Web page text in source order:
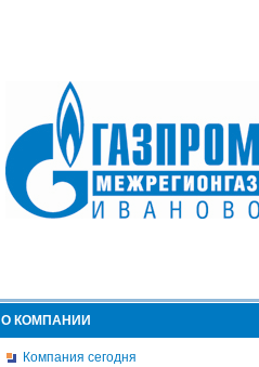
О КОМПАНИИ
Компания сегодня